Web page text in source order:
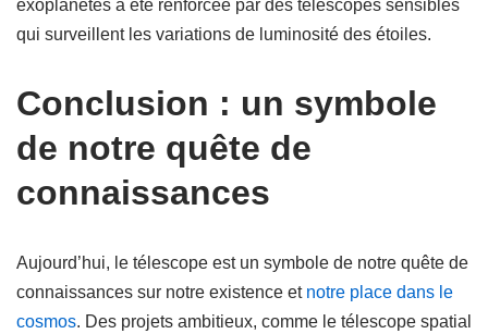
exoplanètes a été renforcée par des télescopes sensibles
qui surveillent les variations de luminosité des étoiles.
Conclusion : un symbole
de notre quête de
connaissances
Aujourd’hui, le télescope est un symbole de notre quête de
connaissances sur notre existence et notre place dans le
cosmos. Des projets ambitieux, comme le télescope spatial